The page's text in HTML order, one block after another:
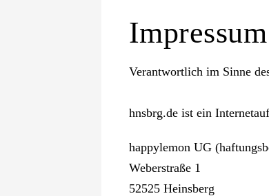
Impressum
Verantwortlich im Sinne
hnsbrg.de ist ein
happylemon UG
Weberstraße 1
52525 Heinsberg